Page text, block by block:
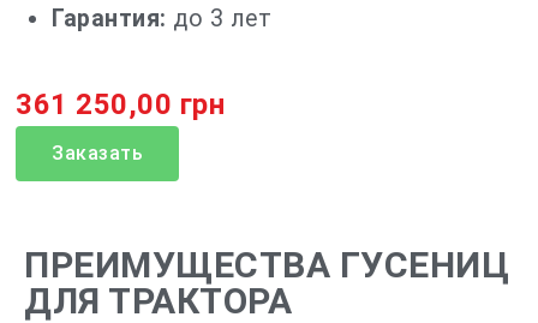
Гарантия: до 3 лет
361 250,00 грн
Заказать
ПРЕИМУЩЕСТВА ГУСЕНИЦ
ДЛЯ ТРАКТОРА